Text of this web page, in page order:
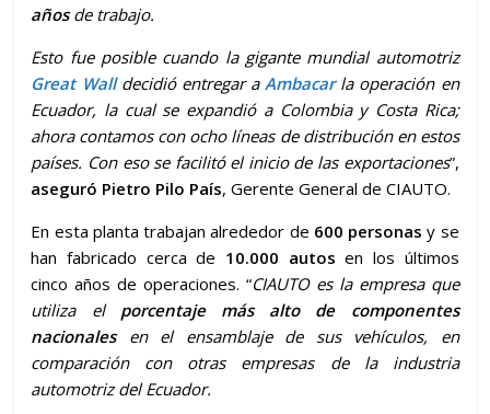
añosde trabajo.
Esto fue posible cuando la gigante mundial automotriz
Great Walldecidió entregar aAmbacarla operación en
Ecuador, la cual se expandió a Colombia y Costa Rica;
ahora contamos con ocho líneas de distribución en estos
países. Con eso se facilitó el inicio de las exportaciones”,
aseguró Pietro Pilo País, Gerente General de CIAUTO.
En esta planta trabajan alrededor de 600 personas y se
han fabricado cerca de 10.000 autos en los últimos
cinco años de operaciones. “CIAUTO es la empresa que
utiliza el porcentaje más alto de componentes
nacionalesen el ensamblaje de sus vehículos, en
comparación con otras empresas de la industria
automotriz del Ecuador.